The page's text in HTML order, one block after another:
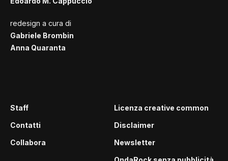
redesign a cura di
Gabriele Brombin
Anna Quaranta
Staff
Contatti
Collabora
Licenza creative common
Disclaimer
Newsletter